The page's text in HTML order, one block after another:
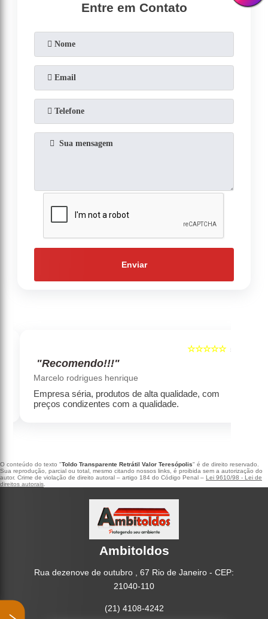
Entre em Contato
Enviar
5
☆☆☆☆☆
"Recomendo!!!"
Marcelo rodrigues henrique
Empresa séria, produtos de alta qualidade, com
preços condizentes com a qualidade.
O conteúdo do texto "Toldo Transparente Retrátil Valor Teresópolis" é de direito reservado.
Sua reprodução, parcial ou total, mesmo citando nossos links, é proibida sem a autorização do
autor. Crime de violação de direito autoral – artigo 184 do Código Penal – Lei 9610/98 - Lei de
direitos autorais
Ambitoldos
Rua dezenove de outubro , 67 Rio de Janeiro - CEP:
21040-110
(21) 4108-4242